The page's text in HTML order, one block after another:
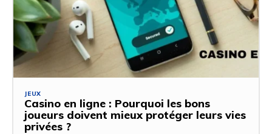
JEUX
Casino en ligne : Pourquoi les bons
joueurs doivent mieux protéger leurs vies
privées ?